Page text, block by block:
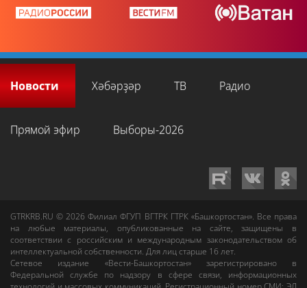
Новости Хәбәрҙәр ТВ Радио
Прямой эфир Выборы-2026
GTRKRB.RU © 2026Филиал ФГУП ВГТРК ГТРК «Башкортостан». Все права
на любые материалы, опубликованные на сайте, защищены в
соответствии с российским и международным законодательством об
интеллектуальной собственности. Для лиц старше 16 лет.
Сетевое издание «Вести-Башкортостан»зарегистрировано в
Федеральной службе по надзору в сфере связи, информационных